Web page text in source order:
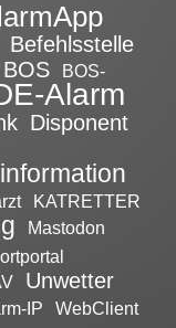
Befehlsstelle
BOS
BOS-
Alarm
Disponent
KATRETTER
Mastodon
Unwetter
IP WebClient